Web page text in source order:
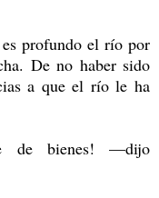
profundo el río por
De no haber sido
a que el río le ha
de bienes! —dijo